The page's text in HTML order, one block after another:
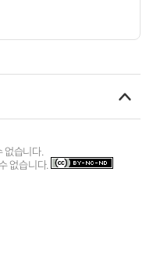
없습니다.
없습니다.